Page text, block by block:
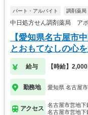
パート・アルバイト 調剤薬局
中日処方せん調剤薬局 ア
【愛知県名古屋市
とおもてなしの心
す！
給与 【時給】
勤務地 愛知県 名古屋
アクセス
名古屋市営地
名古屋市営地